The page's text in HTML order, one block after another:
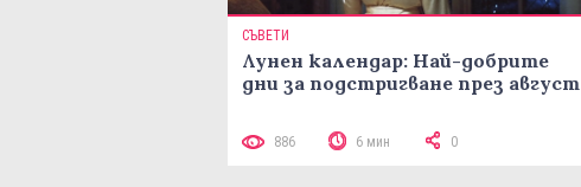
СЪВЕТИ
Лунен календар: Най-добрите
дни за подстригване през август
886 6 мин 0